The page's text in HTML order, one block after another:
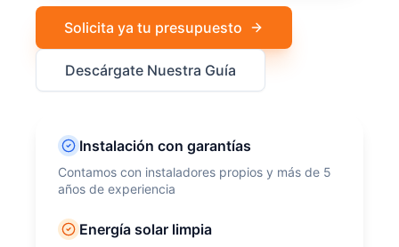
Solicita ya tu presupuesto
Descárgate Nuestra Guía
Instalación con garantías
Contamos con instaladores propios y más de 5
años de experiencia
Energía solar limpia